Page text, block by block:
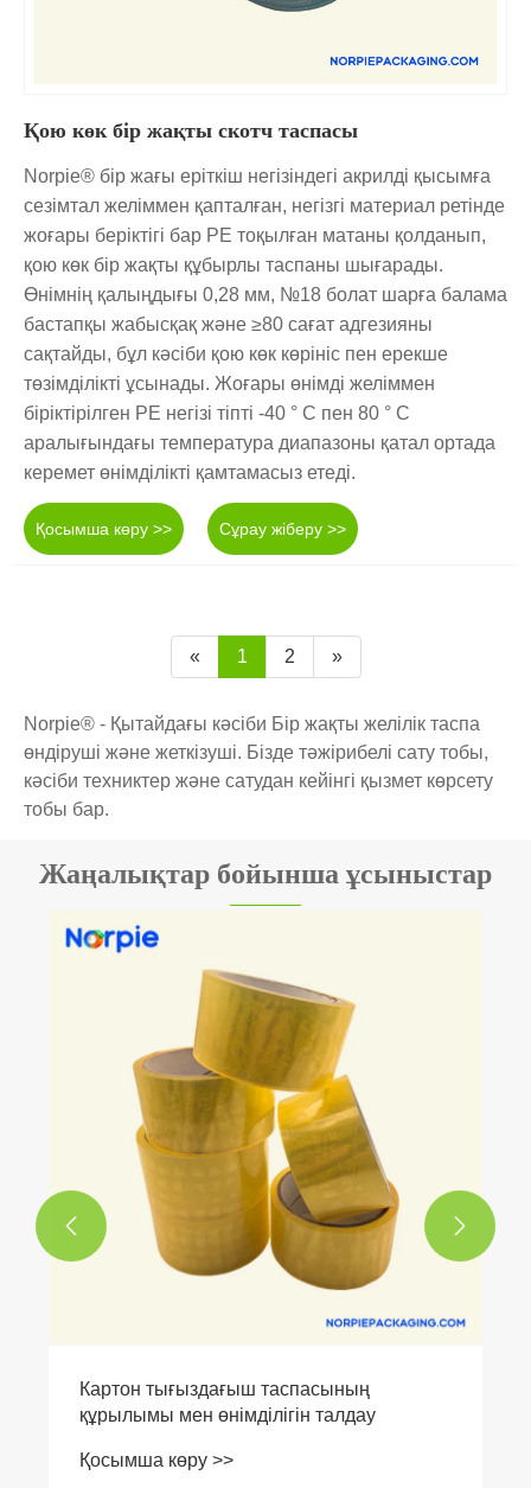
Қою көк бір жақты скотч таспасы
Norpie® бір жағы еріткіш негізіндегі акрилді қысымға
сезімтал желіммен қапталған, негізгі материал ретінде
жоғары беріктігі бар PE тоқылған матаны қолданып,
қою көк бір жақты құбырлы таспаны шығарады.
Өнімнің қалыңдығы 0,28 мм, №18 болат шарға балама
бастапқы жабысқақ және ≥80 сағат адгезияны
сақтайды, бұл кәсіби қою көк көрініс пен ерекше
төзімділікті ұсынады. Жоғары өнімді желіммен
біріктірілген PE негізі тіпті -40 ° C пен 80 ° C
аралығындағы температура диапазоны қатал ортада
керемет өнімділікті қамтамасыз етеді.
Қосымша көру >> Сұрау жіберу >>
« 1 2 »
Norpie® - Қытайдағы кәсіби Бір жақты желілік таспа
өндіруші және жеткізуші. Бізде тәжірибелі сату тобы,
кәсіби техниктер және сатудан кейінгі қызмет көрсету
тобы бар.
Жаңалықтар бойынша ұсыныстар
Екі жақты таспа: заманауи өндіріс пен
дизайндағы көрінбейтін қаһарман
Қосымша көру >>
 